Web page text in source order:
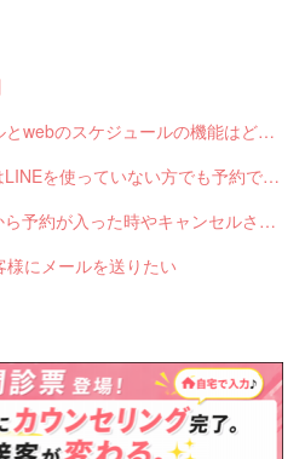
Q-2522 Shopのスケジュールとwebのスケジュールの機能はどう違いますか？
Q-2552 LINE対応Web予約はLINEを使っていない方でも予約できますか？
Q-2551 LINE対応Web予約から予約が入った時やキャンセルされた時、サロンやお客様へは通知されますか？
にメールを送りたい